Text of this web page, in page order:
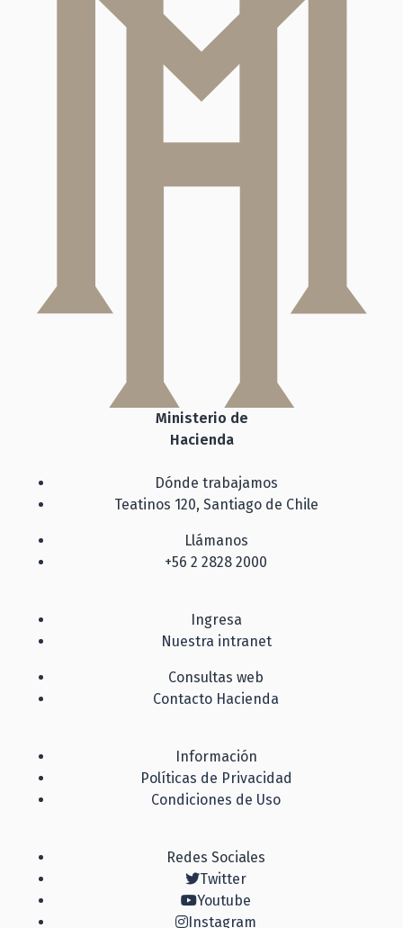
Ministerio de
Hacienda
Dónde trabajamos
Teatinos 120, Santiago de Chile
Llámanos
+56 2 2828 2000
Ingresa
Nuestra intranet
Consultas web
Contacto Hacienda
Información
Políticas de Privacidad
Condiciones de Uso
Redes Sociales
Twitter
Youtube
Instagram